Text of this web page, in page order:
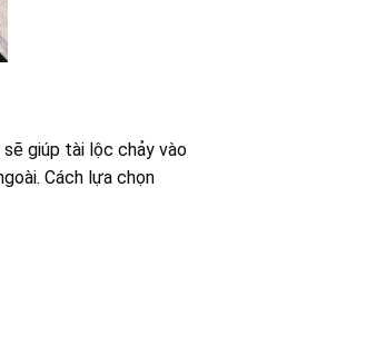
giúp tài lộc chảy vào
Cách lựa chọn